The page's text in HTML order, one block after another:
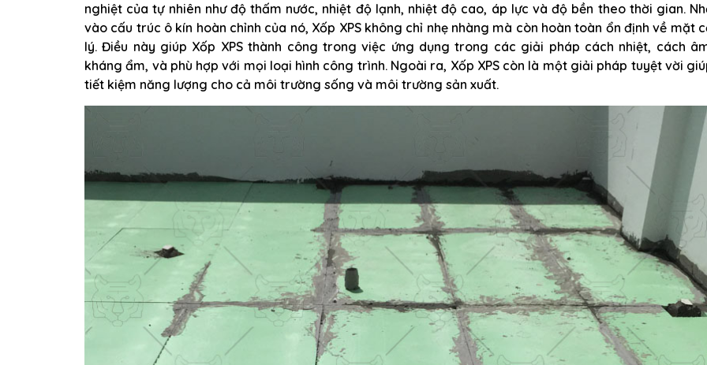
nghiệt của tự nhiên như độ thấm nước, nhiệt độ lạnh, nhiệt độ cao, áp lực và độ bền theo thời gian.
vào cấu trúc ô kín hoàn chỉnh của nó, Xốp XPS không chỉ nhẹ nhàng mà còn hoàn toàn ổn định về mặt
lý. Điều này giúp Xốp XPS thành công trong việc ứng dụng trong các giải pháp cách nhiệt, cách
kháng ẩm, và phù hợp với mọi loại hình công trình. Ngoài ra, Xốp XPS còn là một giải pháp tuyệt vời
tiết kiệm năng lượng cho cả môi trường sống và môi trường sản xuất.